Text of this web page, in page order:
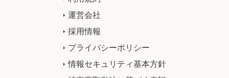
運営会社
採用情報
プライバシーポリシー
情報セキュリティ基本方針